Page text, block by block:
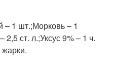
– 1 шт.;Морковь – 1
2,5 ст. л.;Уксус 9% – 1 ч.